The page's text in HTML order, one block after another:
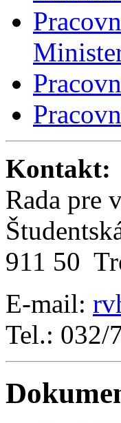
Kontakt:
Rada pre
911 50
E-mail:
Tel.: 032/